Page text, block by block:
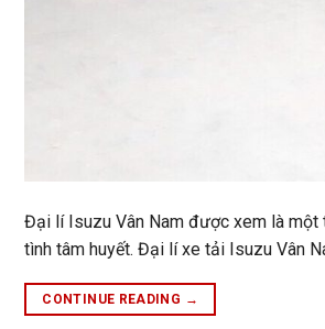
Đại lí Isuzu Vân Nam được xem là một
tình tâm huyết. Đại lí xe tải Isuzu Vân
CONTINUE READING →